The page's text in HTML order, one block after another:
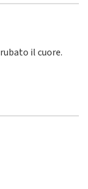
il cuore.